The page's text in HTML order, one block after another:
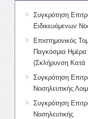
Συγκρότηση
Ειδικευόμενων
Επιστημονικός
Παγκόσμια
(Σκλήρυνση
Συγκρότηση
Νοσηλευτικής
Συγκρότηση
Νοσηλευτικής